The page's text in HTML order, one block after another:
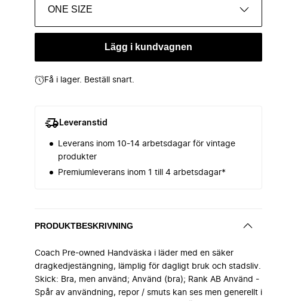
ONE SIZE
Lägg i kundvagnen
Få i lager. Beställ snart.
Leveranstid
Leverans inom 10-14 arbetsdagar för vintage
produkter
Premiumleverans inom 1 till 4 arbetsdagar*
PRODUKTBESKRIVNING
Coach Pre-owned Handväska i läder med en säker
dragkedjestängning, lämplig för dagligt bruk och stadsliv.
Skick: Bra, men använd; Använd (bra); Rank AB Använd -
Spår av användning, repor / smuts kan ses men generellt i